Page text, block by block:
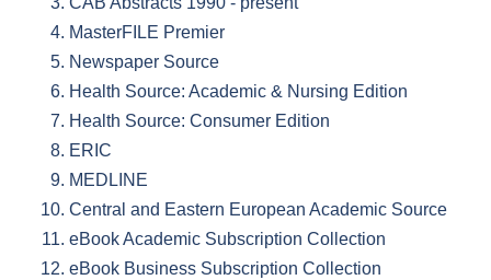
MasterFILE Premier
Newspaper Source
Health Source: Academic & Nursing Edition
Health Source: Consumer Edition
ERIC
MEDLINE
Central and Eastern European Academic Source
eBook Academic Subscription Collection
eBook Business Subscription Collection